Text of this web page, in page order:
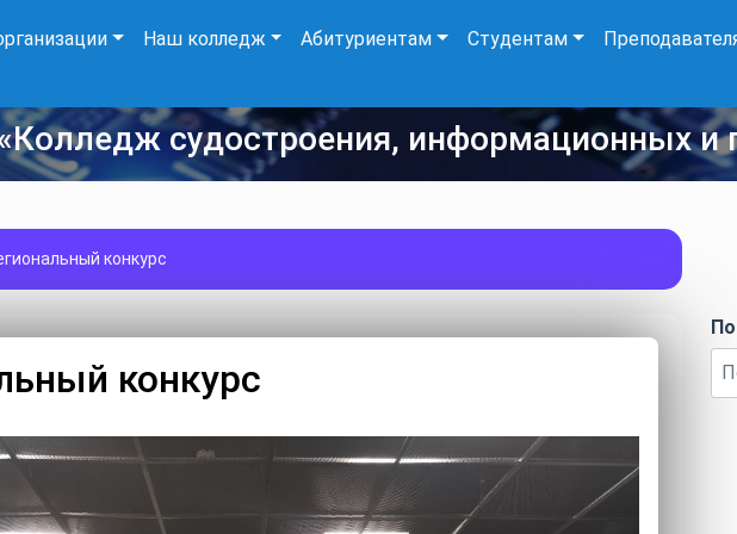
Наш колледж Абитуриентам Студентам
судостроения, информационных и
конкурс
конкурс